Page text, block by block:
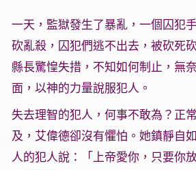
一天，監獄發生了暴亂，一個囚犯
砍亂殺，囚犯們逃不出去，被砍死
縣長驚惶失措，不知如何制止，無
面，以神的力量說服犯人。
失去理智的犯人，何事不敢為？正
及，艾偉德卻沒有懼怕。她鎮靜自
人的犯人說：「上帝愛你，只要你